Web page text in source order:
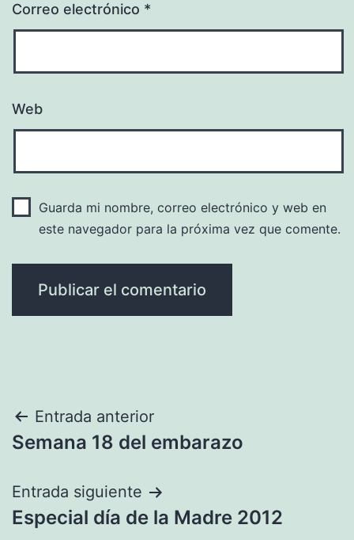
Correo electrónico *
Web
Guarda mi nombre, correo electrónico y web en
este navegador para la próxima vez que comente.
Navegación
de
entradas
Entrada anterior
Semana 18 del embarazo
Entrada siguiente
Especial día de la Madre 2012